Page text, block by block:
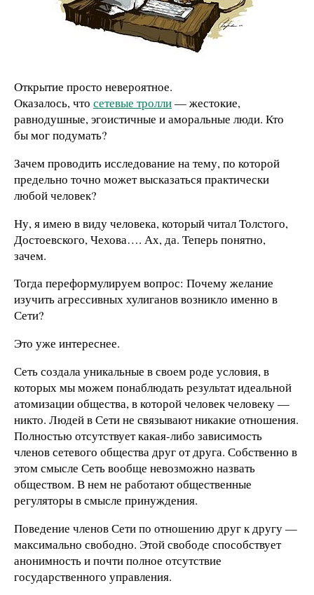
Открытие просто невероятное.
Оказалось, что сетевые тролли— жестокие,
равнодушные, эгоистичные и аморальные люди. Кто
бы мог подумать?
Зачем проводить исследование на тему, по которой
предельно точно может высказаться практически
любой человек?
Ну, я имею в виду человека, который читал Толстого,
Достоевского, Чехова…. Ах, да. Теперь понятно,
зачем.
Тогда переформулируем вопрос: Почему желание
изучить агрессивных хулиганов возникло именно в
Сети?
Это уже интереснее.
Сеть создала уникальные в своем роде условия, в
которых мы можем понаблюдать результат идеальной
атомизации общества, в которой человек человеку —
никто. Людей в Сети не связывают никакие отношения.
Полностью отсутствует какая-либо зависимость
членов сетевого общества друг от друга. Собственно в
этом смысле Сеть вообще невозможно назвать
обществом. В нем не работают общественные
регуляторы в смысле принуждения.
Поведение членов Сети по отношению друг к другу —
максимально свободно. Этой свободе способствует
анонимность и почти полное отсутствие
государственного управления.